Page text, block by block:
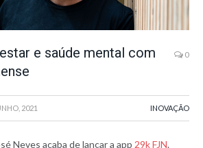
e saúde mental com
0
2021 INOVAÇÃO
Neves acaba de lançar a app 29k FJN.